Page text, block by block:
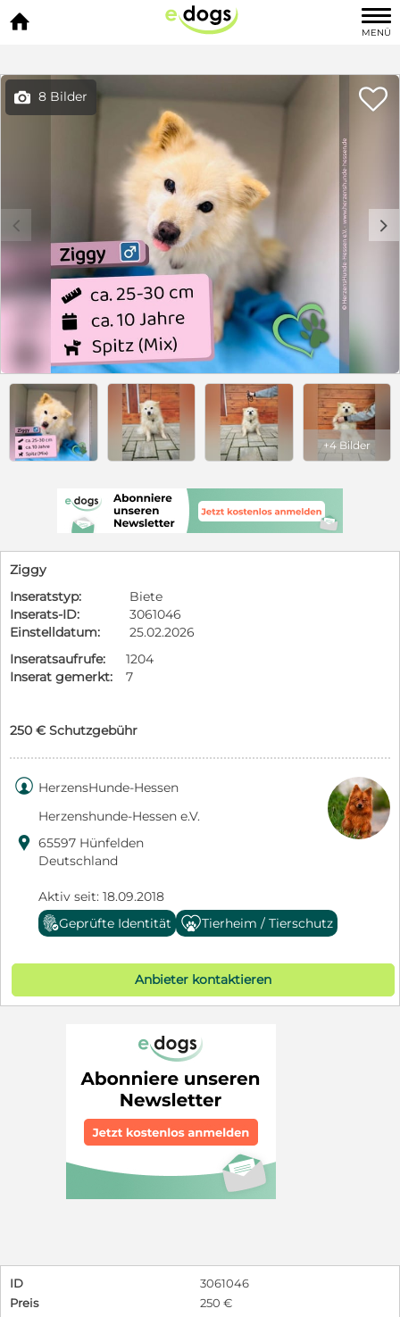

MENÜ
 8 Bilder 
c d
+4 Bilder
Ziggy
Inseratstyp:
Biete
Inserats-ID:
3061046
Einstelldatum:
25.02.2026
Inseratsaufrufe:
1204
Inserat gemerkt:
7
250 € Schutzgebühr
 HerzensHunde-Hessen
Herzenshunde-Hessen e.V.
 65597 Hünfelden
Deutschland
Aktiv seit: 18.09.2018
Geprüfte Identität
Tierheim / Tierschutz
Anbieter kontaktieren
ID
3061046
Preis
250 €